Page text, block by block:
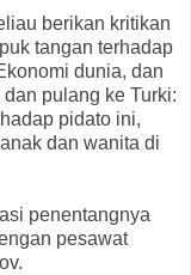
berikan kritikan
tangan terhadap
dunia, dan
pulang ke Turki:
pidato ini,
dan wanita di
penentangnya
pesawat